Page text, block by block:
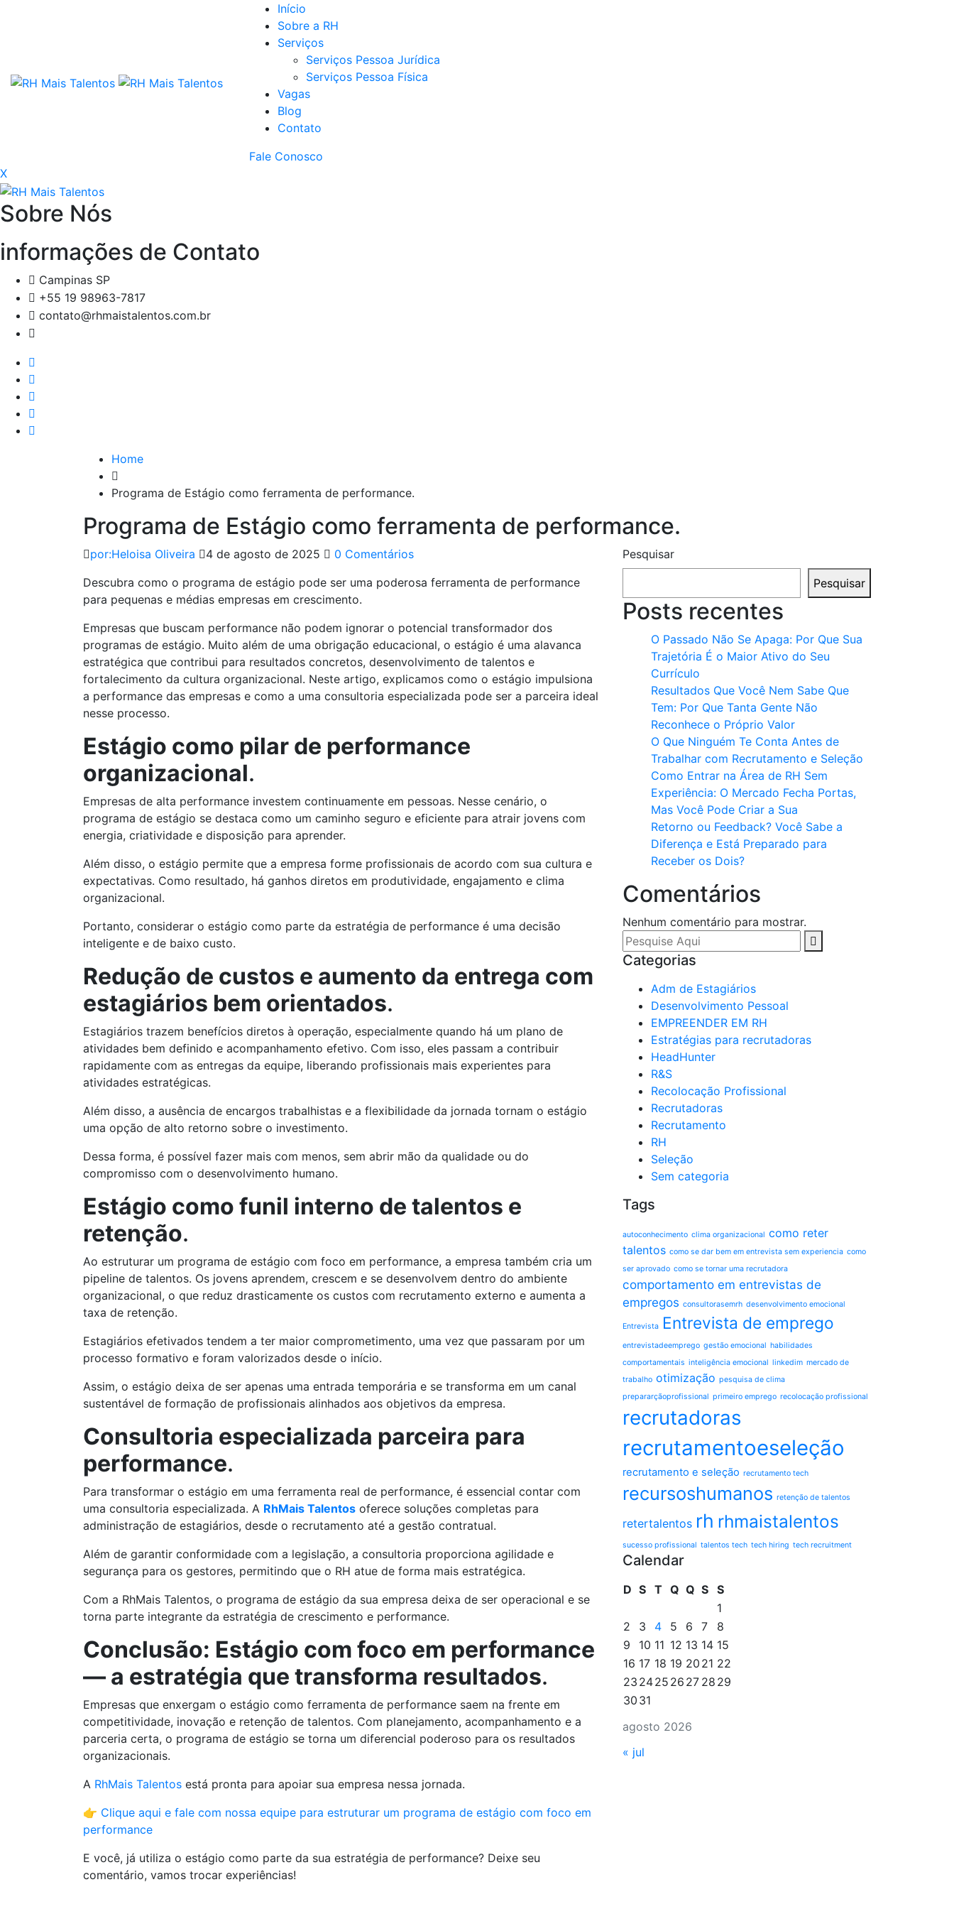
Início
Sobre a RH
Serviços
Serviços Pessoa Jurídica
Serviços Pessoa Física
Vagas
Blog
Contato
Fale Conosco
X
Sobre Nós
informações de Contato
Campinas SP
+55 19 98963-7817
contato@rhmaistalentos.com.br
Home
Programa de Estágio como ferramenta de performance.
Programa de Estágio como ferramenta de performance.
por:Heloisa Oliveira 4 de agosto de 2025
0 Comentários
Descubra como o programa de estágio pode ser uma poderosa ferramenta de performance
para pequenas e médias empresas em crescimento.
Empresas que buscam performance não podem ignorar o potencial transformador dos
programas de estágio. Muito além de uma obrigação educacional, o estágio é uma alavanca
estratégica que contribui para resultados concretos, desenvolvimento de talentos e
fortalecimento da cultura organizacional. Neste artigo, explicamos como o estágio impulsiona
a performance das empresas e como a uma consultoria especializada pode ser a parceira ideal
nesse processo.
Estágio como pilar de performance
organizacional.
Empresas de alta performance investem continuamente em pessoas. Nesse cenário, o
programa de estágio se destaca como um caminho seguro e eficiente para atrair jovens com
energia, criatividade e disposição para aprender.
Além disso, o estágio permite que a empresa forme profissionais de acordo com sua cultura e
expectativas. Como resultado, há ganhos diretos em produtividade, engajamento e clima
organizacional.
Portanto, considerar o estágio como parte da estratégia de performance é uma decisão
inteligente e de baixo custo.
Redução de custos e aumento da entrega com
estagiários bem orientados.
Estagiários trazem benefícios diretos à operação, especialmente quando há um plano de
atividades bem definido e acompanhamento efetivo. Com isso, eles passam a contribuir
rapidamente com as entregas da equipe, liberando profissionais mais experientes para
atividades estratégicas.
Além disso, a ausência de encargos trabalhistas e a flexibilidade da jornada tornam o estágio
uma opção de alto retorno sobre o investimento.
Dessa forma, é possível fazer mais com menos, sem abrir mão da qualidade ou do
compromisso com o desenvolvimento humano.
Estágio como funil interno de talentos e
retenção.
Ao estruturar um programa de estágio com foco em performance, a empresa também cria um
pipeline de talentos. Os jovens aprendem, crescem e se desenvolvem dentro do ambiente
organizacional, o que reduz drasticamente os custos com recrutamento externo e aumenta a
taxa de retenção.
Estagiários efetivados tendem a ter maior comprometimento, uma vez que passaram por um
processo formativo e foram valorizados desde o início.
Assim, o estágio deixa de ser apenas uma entrada temporária e se transforma em um canal
sustentável de formação de profissionais alinhados aos objetivos da empresa.
Consultoria especializada parceira para
performance.
Para transformar o estágio em uma ferramenta real de performance, é essencial contar com
uma consultoria especializada. A RhMais Talentos oferece soluções completas para
administração de estagiários, desde o recrutamento até a gestão contratual.
Além de garantir conformidade com a legislação, a consultoria proporciona agilidade e
segurança para os gestores, permitindo que o RH atue de forma mais estratégica.
Com a RhMais Talentos, o programa de estágio da sua empresa deixa de ser operacional e se
torna parte integrante da estratégia de crescimento e performance.
Conclusão: Estágio com foco em performance
— a estratégia que transforma resultados.
Empresas que enxergam o estágio como ferramenta de performance saem na frente em
competitividade, inovação e retenção de talentos. Com planejamento, acompanhamento e a
parceria certa, o programa de estágio se torna um diferencial poderoso para os resultados
organizacionais.
A RhMais Talentos está pronta para apoiar sua empresa nessa jornada.
👉 Clique aqui e fale com nossa equipe para estruturar um programa de estágio com foco em
performance
E você, já utiliza o estágio como parte da sua estratégia de performance? Deixe seu
comentário, vamos trocar experiências!
Pesquisar
Pesquisar
Posts recentes
O Passado Não Se Apaga: Por Que Sua
Trajetória É o Maior Ativo do Seu
Currículo
Resultados Que Você Nem Sabe Que
Tem: Por Que Tanta Gente Não
Reconhece o Próprio Valor
O Que Ninguém Te Conta Antes de
Trabalhar com Recrutamento e Seleção
Como Entrar na Área de RH Sem
Experiência: O Mercado Fecha Portas,
Mas Você Pode Criar a Sua
Retorno ou Feedback? Você Sabe a
Diferença e Está Preparado para
Receber os Dois?
Comentários
Nenhum comentário para mostrar.
Categorias
Adm de Estagiários
Desenvolvimento Pessoal
EMPREENDER EM RH
Estratégias para recrutadoras
HeadHunter
R&S
Recolocação Profissional
Recrutadoras
Recrutamento
RH
Seleção
Sem categoria
Tags
autoconhecimento clima organizacional como reter
talentos como se dar bem em entrevista sem experiencia como
ser aprovado como se tornar uma recrutadora
comportamento em entrevistas de
empregos consultorasemrh desenvolvimento emocional
Entrevista Entrevista de emprego
entrevistadeemprego gestão emocional habilidades
comportamentais inteligência emocional linkedim mercado de
trabalho otimização pesquisa de clima
prepararçãoprofissional primeiro emprego recolocação profissional
recrutadoras
recrutamentoeseleção
recrutamento e seleção recrutamento tech
recursoshumanos retenção de talentos
retertalentos rh rhmaistalentos
sucesso profissional talentos tech tech hiring tech recruitment
Calendar
agosto 2026
D S T Q Q S S
1
2
3 4 5 6 7
8
9
10 11 12 13 14 15
16 17 18 19 20 21 22
23 2425 26 27 28 29
30 31
« jul